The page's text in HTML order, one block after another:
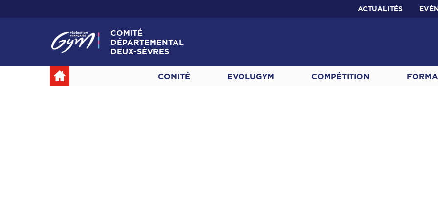
ACTUALITÉS
COMITÉ
DÉPARTEMENTAL
DEUX-SÈVRES
COMITÉ EVOLUGYM COMPÉTITION